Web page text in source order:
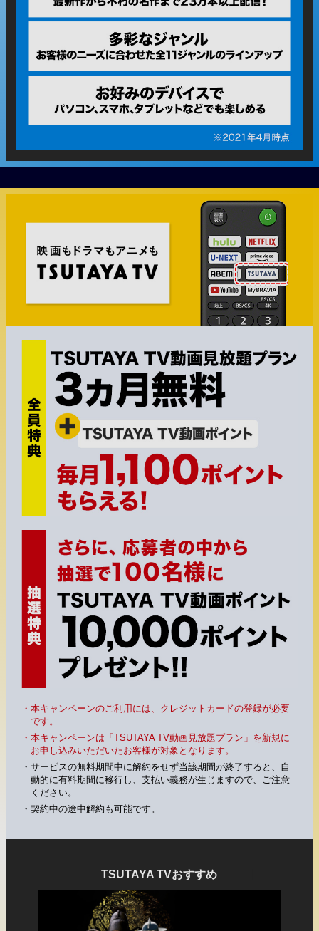
・本キャンペーンのご利用には、クレジットカードの登録が必要
です。
・本キャンペーンは「TSUTAYA TV動画見放題プラン」を新規に
お申し込みいただいたお客様が対象となります。
・サービスの無料期間中に解約をせず当該期間が終了すると、自
動的に有料期間に移行し、支払い義務が生じますので、ご注意
ください。
・契約中の途中解約も可能です。
TSUTAYA TVおすすめ